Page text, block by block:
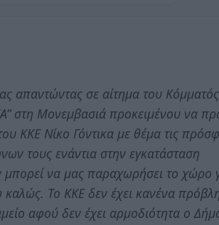
απαντώντας σε αίτημα του
Μονεμβασιά προκειμένου να
ΚΚΕ Νίκο Γόντικα με θέμα τις
τους ενάντια στην εγκατάσταση
να μας παραχωρήσει το χώρο
καλώς. Το ΚΚΕ δεν έχει κανένα
αφού δεν έχει αρμοδιότητα ο